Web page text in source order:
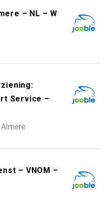
– NL – W
Service –
Almere
– VNOM –